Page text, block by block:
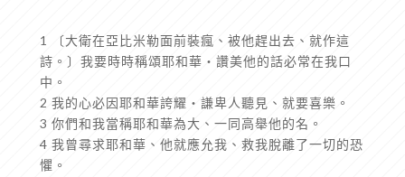
1 〔大衛在亞比米勒面前裝瘋、被他趕出去、就作這
詩。〕我要時時稱頌耶和華‧讚美他的話必常在我口
中。
2 我的心必因耶和華誇耀‧謙卑人聽見、就要喜樂。
3 你們和我當稱耶和華為大、一同高舉他的名。
4 我曾尋求耶和華、他就應允我、救我脫離了一切的恐
懼。